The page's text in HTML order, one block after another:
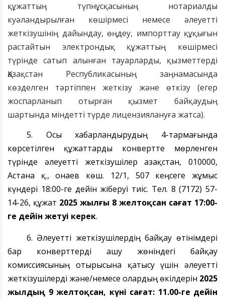
құжаттың түпнұсқасының нотариалды
куәландырылған көшірмесі немесе әлеуетті
жеткізушінің дайындау, өңдеу, импорттау құқығын
растайтын электрондық құжаттың көшірмесі
түрінде сатып алынған тауарларды, қызметтерді
Қазақстан Республикасының заңнамасында
көзделген тәртіппен жеткізу және өткізу (егер
жоспарланып отырған қызмет байқаудың
шартында міндетті түрде лицензиялануға жатса).
5. Осы хабарландырудың 4-тармағында
көрсетілген құжаттарды конвертте мөрленген
түрінде әлеуетті жеткізушілер
Қазақстан, 010000,
Астана қ., Қонаев көш. 12/1, 507 кеңсеге жұмыс
күндері 18:00-ге дейін жіберуі тиіс. Тел. 8 (7172) 57-
14-26, құжат 2025 жылғы 8 желтоқсан сағат 17:00-
ге дейін жетуі керек.
6. Әлеуетті жеткізушілердің байқау өтінімдері
бар конверттерді ашу жөніндегі байқау
комиссиясының отырысына қатысу үшін әлеуетті
жеткізушілерді және/немесе олардың өкілдерін 2025
жылдың 9 желтоқсан, күні сағат: 11.00-ге дейін